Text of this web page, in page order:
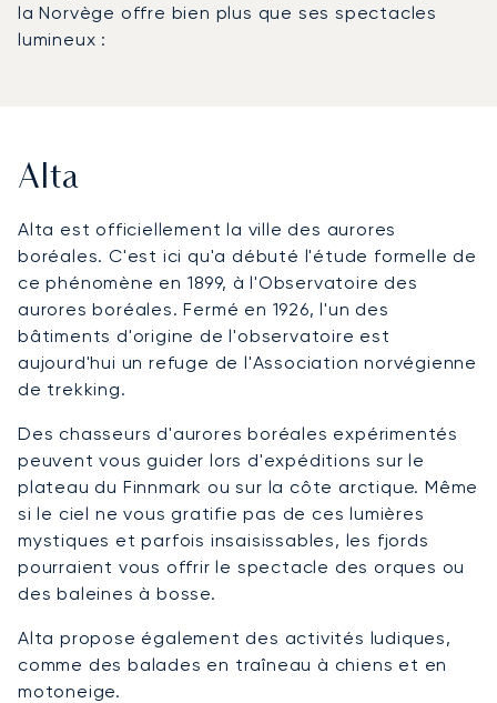
la Norvège offre bien plus que ses spectacles
lumineux :
Alta
Alta est officiellement la ville des aurores
boréales. C'est ici qu'a débuté l'étude formelle de
ce phénomène en 1899, à l'Observatoire des
aurores boréales. Fermé en 1926, l'un des
bâtiments d'origine de l'observatoire est
aujourd'hui un refuge de l'Association norvégienne
de trekking.
Des chasseurs d'aurores boréales expérimentés
peuvent vous guider lors d'expéditions sur le
plateau du Finnmark ou sur la côte arctique. Même
si le ciel ne vous gratifie pas de ces lumières
mystiques et parfois insaisissables, les fjords
pourraient vous offrir le spectacle des orques ou
des baleines à bosse.
Alta propose également des activités ludiques,
comme des balades en traîneau à chiens et en
motoneige.